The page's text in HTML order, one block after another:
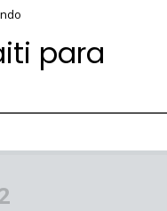
para